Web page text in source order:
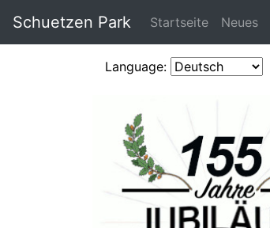
Schuetzen Park Startseite Neues
Language: